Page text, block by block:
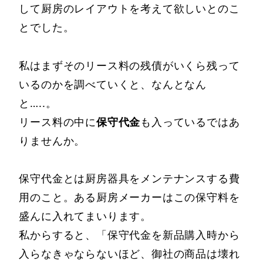
して厨房のレイアウトを考えて欲しいとのこ
とでした。
私はまずそのリース料の残債がいくら残って
いるのかを調べていくと、なんとなん
と…..。
リース料の中に保守代金も入っているではあ
りませんか。
保守代金とは厨房器具をメンテナンスする費
用のこと。ある厨房メーカーはこの保守料を
盛んに入れてまいります。
私からすると、「保守代金を新品購入時から
入らなきゃならないほど、御社の商品は壊れ